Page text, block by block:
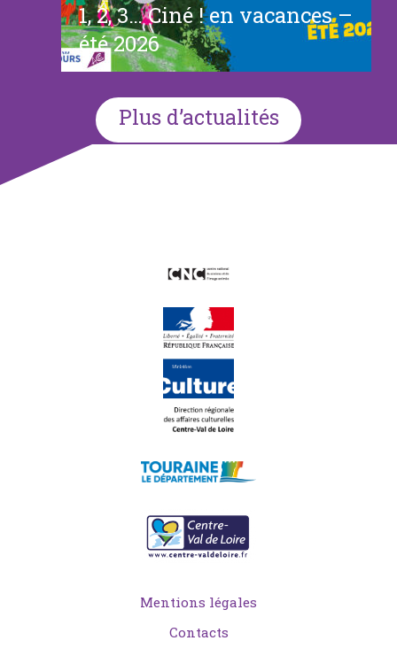
1, 2, 3… Ciné ! en vacances –
été 2026
Plus d’actualités
Mentions légales
Contacts